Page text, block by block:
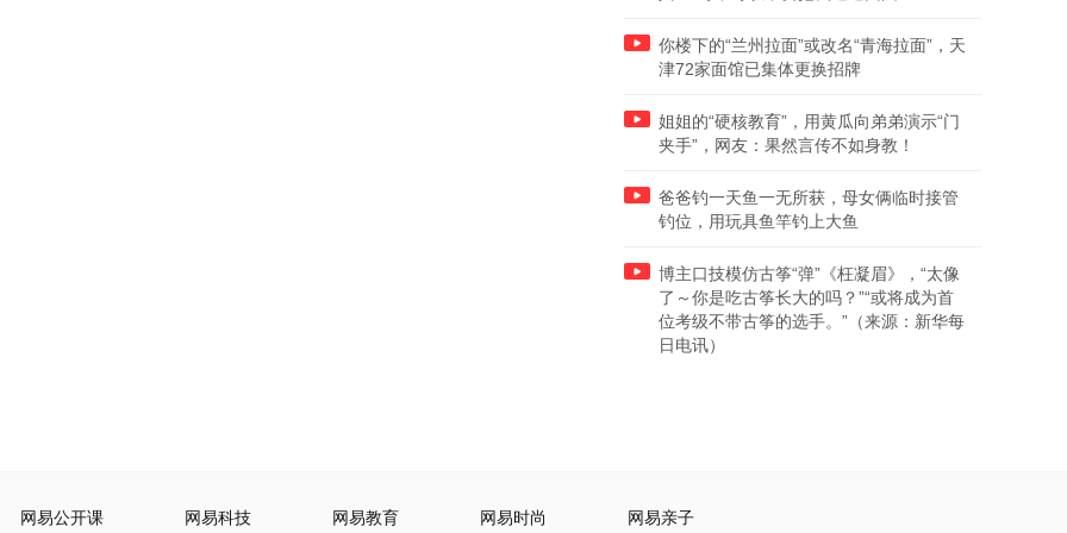
你楼下的“兰州拉面”或改名“青海拉面”，天
津72家面馆已集体更换招牌
姐姐的“硬核教育”，用黄瓜向弟弟演示“门
夹手”，网友：果然言传不如身教！
爸爸钓一天鱼一无所获，母女俩临时接管
钓位，用玩具鱼竿钓上大鱼
博主口技模仿古筝“弹”《枉凝眉》，“太像
了～你是吃古筝长大的吗？”“或将成为首
位考级不带古筝的选手。”（来源：新华每
日电讯）
网易公开课 网易科技 网易教育 网易时尚 网易亲子